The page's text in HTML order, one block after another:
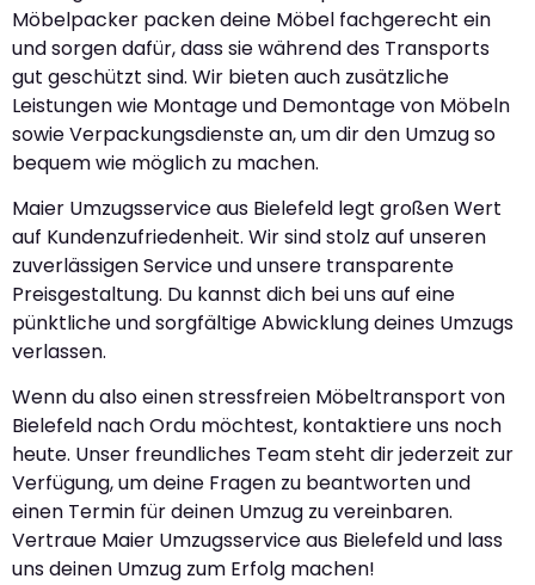
Möbelpacker packen deine Möbel fachgerecht ein
und sorgen dafür, dass sie während des Transports
gut geschützt sind. Wir bieten auch zusätzliche
Leistungen wie Montage und Demontage von Möbeln
sowie Verpackungsdienste an, um dir den Umzug so
bequem wie möglich zu machen.
Maier Umzugsservice aus Bielefeld legt großen Wert
auf Kundenzufriedenheit. Wir sind stolz auf unseren
zuverlässigen Service und unsere transparente
Preisgestaltung. Du kannst dich bei uns auf eine
pünktliche und sorgfältige Abwicklung deines Umzugs
verlassen.
Wenn du also einen stressfreien Möbeltransport von
Bielefeld nach Ordu möchtest, kontaktiere uns noch
heute. Unser freundliches Team steht dir jederzeit zur
Verfügung, um deine Fragen zu beantworten und
einen Termin für deinen Umzug zu vereinbaren.
Vertraue Maier Umzugsservice aus Bielefeld und lass
uns deinen Umzug zum Erfolg machen!